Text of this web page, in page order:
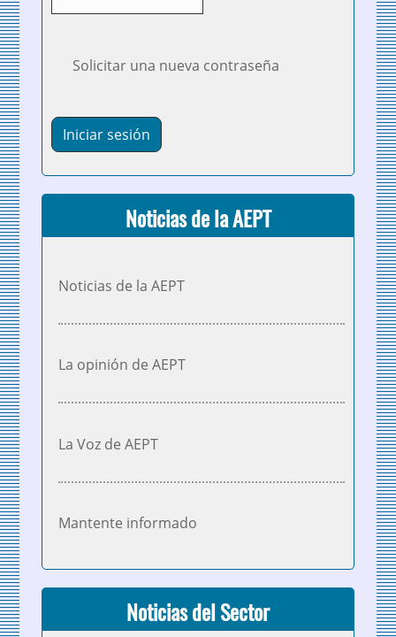
Solicitar una nueva contraseña
Noticias de la AEPT
Noticias de la AEPT
La opinión de AEPT
La Voz de AEPT
Mantente informado
Noticias del Sector